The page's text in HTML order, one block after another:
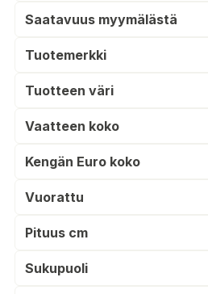
Saatavuus myymälästä
Tuotemerkki
Tuotteen väri
Vaatteen koko
Kengän Euro koko
Vuorattu
Pituus cm
Sukupuoli